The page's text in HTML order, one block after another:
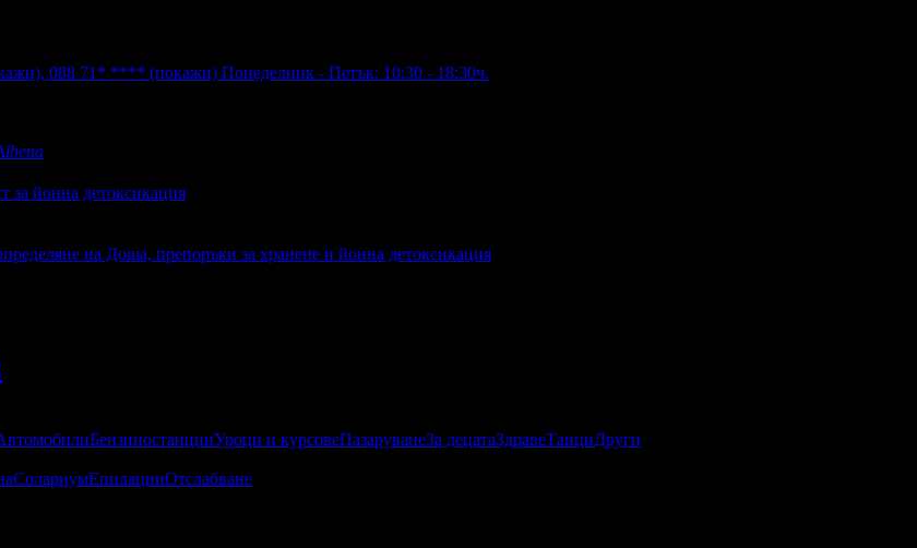
, 088 71* **** (покажи) Понеделник - Петък: 10:30 - 18:30ч.
за йонна детоксикация
на Доша, препоръки за хранене и йонна детоксикация
БензиностанцииУроци и курсовеПазаруванеЗа децатаЗдравеТанциДруги
СолариумЕпилацииОтслабване